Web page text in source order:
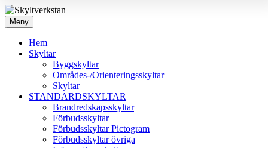
Meny
Hem
Skyltar
Byggskyltar
Områdes-/Orienteringsskyltar
Skyltar
STANDARDSKYLTAR
Brandredskapsskyltar
Förbudsskyltar
Förbudsskyltar Pictogram
Förbudsskyltar övriga